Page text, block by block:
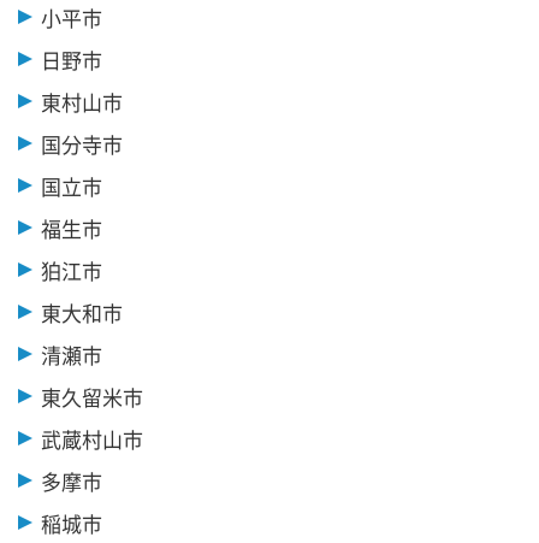
小平市
日野市
東村山市
国分寺市
国立市
福生市
狛江市
東大和市
清瀬市
東久留米市
武蔵村山市
多摩市
稲城市